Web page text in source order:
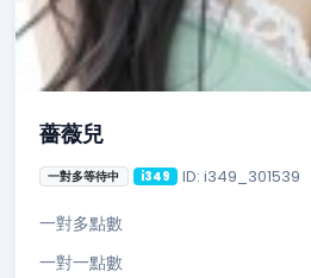
薔薇兒
一對多等待中 i349 ID: i349_301539
一對多點數
一對一點數